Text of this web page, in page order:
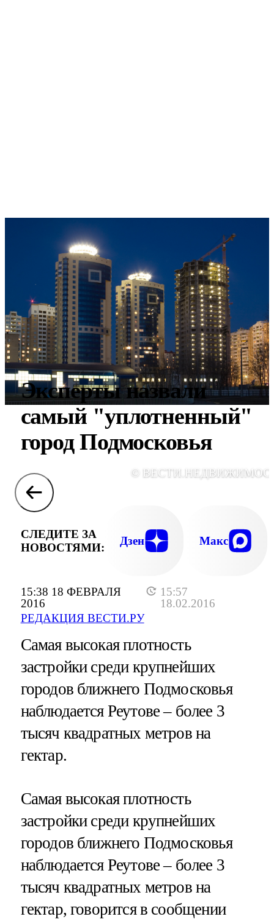
15:38 18 ФЕВРАЛЯ
2016
15:57
18.02.2016
РЕДАКЦИЯ ВЕСТИ.РУ
Эксперты назвали
самый "уплотненный"
город Подмосковья
©
СЛЕДИТЕ ЗА
НОВОСТЯМИ:
Дзен Макс
Самая высокая плотность
застройки среди крупнейших
городов ближнего Подмосковья
наблюдается Реутове – более 3
тысяч квадратных метров на
гектар.
Самая высокая плотность
застройки среди крупнейших
городов ближнего Подмосковья
наблюдается Реутове – более 3
тысяч квадратных метров на
гектар, говорится в сообщении